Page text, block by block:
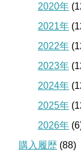
2020年
2021年
2022年
2023年
2024年
2025年
2026年
購入履歴 (88)